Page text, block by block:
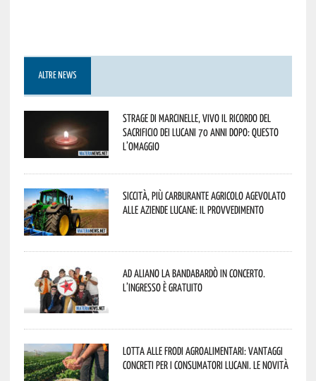
ALTRE NEWS
Strage di Marcinelle, vivo il ricordo del
sacrificio dei lucani 70 anni dopo: questo
l’omaggio
Siccità, più carburante agricolo agevolato
alle aziende lucane: il provvedimento
Ad Aliano la Bandabardò in concerto.
L’ingresso è gratuito
Lotta alle frodi agroalimentari: vantaggi
concreti per i consumatori lucani. Le novità